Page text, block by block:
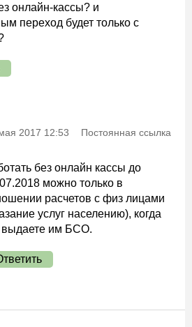
онлайн-кассы? и
переход будет только с
2017 12:53 Постоянная ссылка
без онлайн кассы до
можно только в
расчетов с физ лицами
услуг населению), когда
им БСО.